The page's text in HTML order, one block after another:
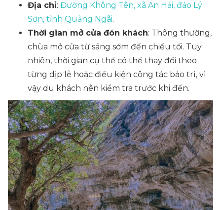
Địa chỉ: Đường Không Tên, xã An Hải, đảo Lý
Sơn, tỉnh Quảng Ngãi.
Thời gian mở cửa đón khách: Thông thường,
chùa mở cửa từ sáng sớm đến chiều tối. Tuy
nhiên, thời gian cụ thể có thể thay đổi theo
từng dịp lễ hoặc điều kiện công tác bảo trì, vì
vậy du khách nên kiểm tra trước khi đến.